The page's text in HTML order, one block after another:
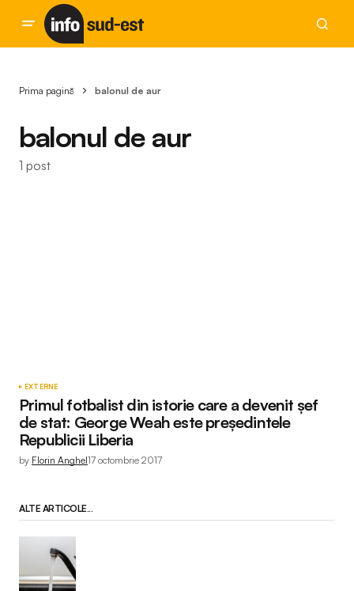
Prima pagină balonul de aur
balonul de aur
1 post
EXTERNE
Primul fotbalist din istorie care a devenit șef
de stat: George Weah este președintele
Republicii Liberia
by Florin Anghel17 octombrie 2017
ALTE ARTICOLE...